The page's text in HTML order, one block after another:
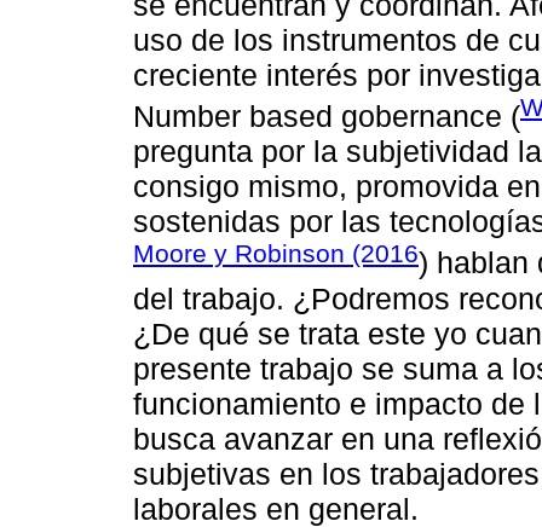
uso de los instrumentos de
creciente interés por
Number based gobernance (
pregunta por la subjetividad
consigo mismo, promovida
sostenidas por las
Moore y Robinson (2016) hablan
del trabajo. ¿Podremos
¿De qué se trata este yo
presente trabajo se suma a
funcionamiento e impacto de
busca avanzar en una
subjetivas en los
laborales en general.